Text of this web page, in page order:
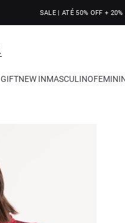
SALE | ATÉ 50% OFF +
GIFTNEW INMASCULINO